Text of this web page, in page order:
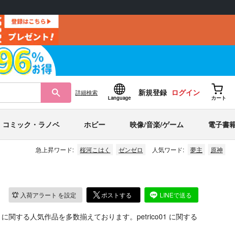
詳細検索
Language
新規登録 ログイン
カート
コミック・ラノベ ホビー 映像/音楽/ゲーム 電子書
急上昇ワード: 桜河こはく ゼンゼロ 人気ワード: 夢主 原神
入荷アラート を設定 ポストする LINEで送る
に関する人気作品を多数揃えております。petrico01 に関する